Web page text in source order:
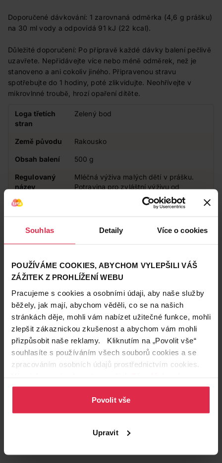
Souhlas Detaily Více o cookies
POUŽÍVÁME COOKIES, ABYCHOM VYLEPŠILI VÁŠ
ZÁŽITEK Z PROHLÍŽENÍ WEBU
Pracujeme s cookies a osobními údaji, aby naše služby
běžely, jak mají, abychom věděli, co se na našich
stránkách děje, mohli vám nabízet užitečné funkce, mohli
zlepšit zákaznickou zkušenost a abychom vám mohli
přizpůsobit naše reklamy. Kliknutím na „Povolit vše“
souhlasíte s používáním všech souborů cookies a se
zpracováním osobních údajů prostřednictvím cookies.
osobních údajů.
Povolit vše
Upravit
Doporučené dávkování: 1 zarovnaná odměrka (4,6 g prášku)
na 30 ml vody a odpovídá 91 kJ (22 kcal).
Důležité doporučení: Po přípravě každé dávky balení pečlivě
uzavřete. Nepřidávejte více nebo méně odměrek, než je
stanoveno a ani cokoliv jiného. Připravenou stravu
spotřebujte do 1 hodiny, poté zlikvidujte. Neohřívejte v
mikrovlnné troubě, hrozí opaření dítěte.
Loga třetích
stran
Zelený bod
Země původu Rakousko
Obsah balení 500 g
Regulovaný
název
Mléčná výživa malých dětí v prášku.
Potravina pro zvláštní výživu od
ukončeného 12. do 36. měsíce.
Značka Kendamil
Obchodní
značka
Zákazníci také často nakupují